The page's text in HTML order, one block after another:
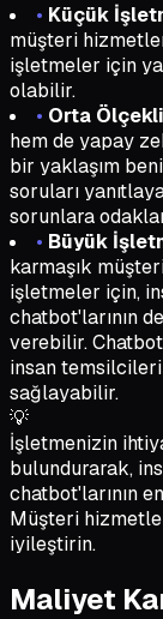
• Küçük
müşteri
işletmeler için
olabilir.
• Orta
hem de yapay
bir yaklaşım
soruları
sorunlara
• Büyük
karmaşık
işletmeler için,
chatbot'larının
verebilir.
insan
sağlayabilir.
💡
İşletmenizin
bulundurarak,
chatbot'larının
Müşteri
iyileştirin.
Maliyet